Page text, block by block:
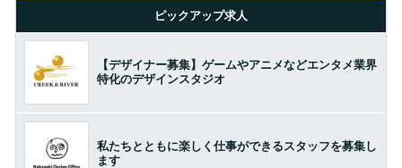
ピックアップ求人
【デザイナー募集】ゲームやアニメなどエンタメ業界
特化のデザインスタジオ
私たちとともに楽しく仕事ができるスタッフを募集し
ます